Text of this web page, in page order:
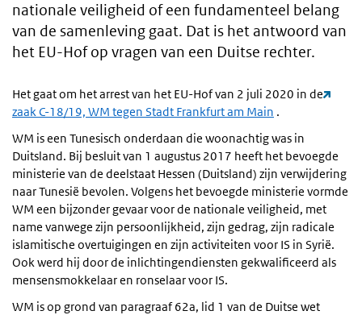
nationale veiligheid of een fundamenteel belang
van de samenleving gaat. Dat is het antwoord van
het EU-Hof op vragen van een Duitse rechter.
Het gaat om het arrest van het EU-Hof van 2 juli 2020 in de
zaak C-18/19, WM tegen Stadt Frankfurt am Main .
WM is een Tunesisch onderdaan die woonachtig was in
Duitsland. Bij besluit van 1 augustus 2017 heeft het bevoegde
ministerie van de deelstaat Hessen (Duitsland) zijn verwijdering
naar Tunesië bevolen. Volgens het bevoegde ministerie vormde
WM een bijzonder gevaar voor de nationale veiligheid, met
name vanwege zijn persoonlijkheid, zijn gedrag, zijn radicale
islamitische overtuigingen en zijn activiteiten voor IS in Syrië.
Ook werd hij door de inlichtingendiensten gekwalificeerd als
mensensmokkelaar en ronselaar voor IS.
WM is op grond van paragraaf 62a, lid 1 van de Duitse wet